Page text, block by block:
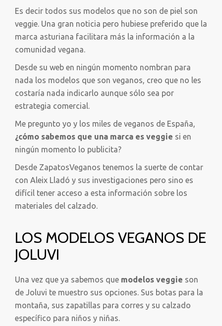
Es decir todos sus modelos que no son de piel son
veggie. Una gran noticia pero hubiese preferido que la
marca asturiana facilitara más la información a la
comunidad vegana.
Desde su web en ningún momento nombran para
nada los modelos que son veganos, creo que no les
costaría nada indicarlo aunque sólo sea por
estrategia comercial.
Me pregunto yo y los miles de veganos de España,
¿cómo sabemos que una marca es veggie si en
ningún momento lo publicita?
Desde ZapatosVeganos tenemos la suerte de contar
con Aleix Lladó y sus investigaciones pero sino es
difícil tener acceso a esta información sobre los
materiales del calzado.
LOS MODELOS VEGANOS DE
JOLUVI
Una vez que ya sabemos que modelos veggie son
de Joluvi te muestro sus opciones. Sus botas para la
montaña, sus zapatillas para corres y su calzado
específico para niños y niñas.